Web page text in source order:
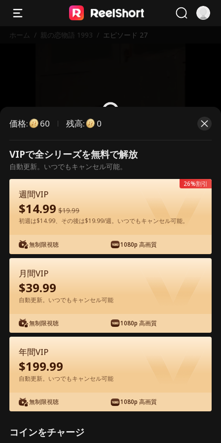
ホーム / 親の恋物語 1993 / エピソード 27
こちらは有料のエピソードです。視
聴いただくには解放が必要です。
アプリ内で無料視聴可能
エピソード27 - 親の恋物語 1993 映画フ
ル
1-50 51-86
27 30
価格: 60 残高: 0
VIPで全シリーズを無料で解放
自動更新。いつでもキャンセル可能。
週間VIP
$14.99 $19.99
初週は$14.99、その後は$19.99/週。いつでもキャンセル可能。
無制限視聴 1080p 高画質
26%割引
月間VIP
$39.99
自動更新。いつでもキャンセル可能
無制限視聴 1080p 高画質
年間VIP
$199.99
自動更新。いつでもキャンセル可能
無制限視聴 1080p 高画質
コインをチャージ